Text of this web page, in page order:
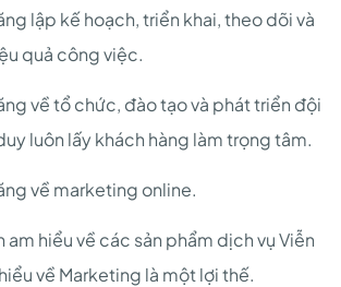
lập kế hoạch, triển khai, theo dõi và
quả công việc.
về tổ chức, đào tạo và phát triển đội
luôn lấy khách hàng làm trọng tâm.
về marketing online.
am hiểu về các sản phẩm dịch vụ Viễn
về Marketing là một lợi thế.